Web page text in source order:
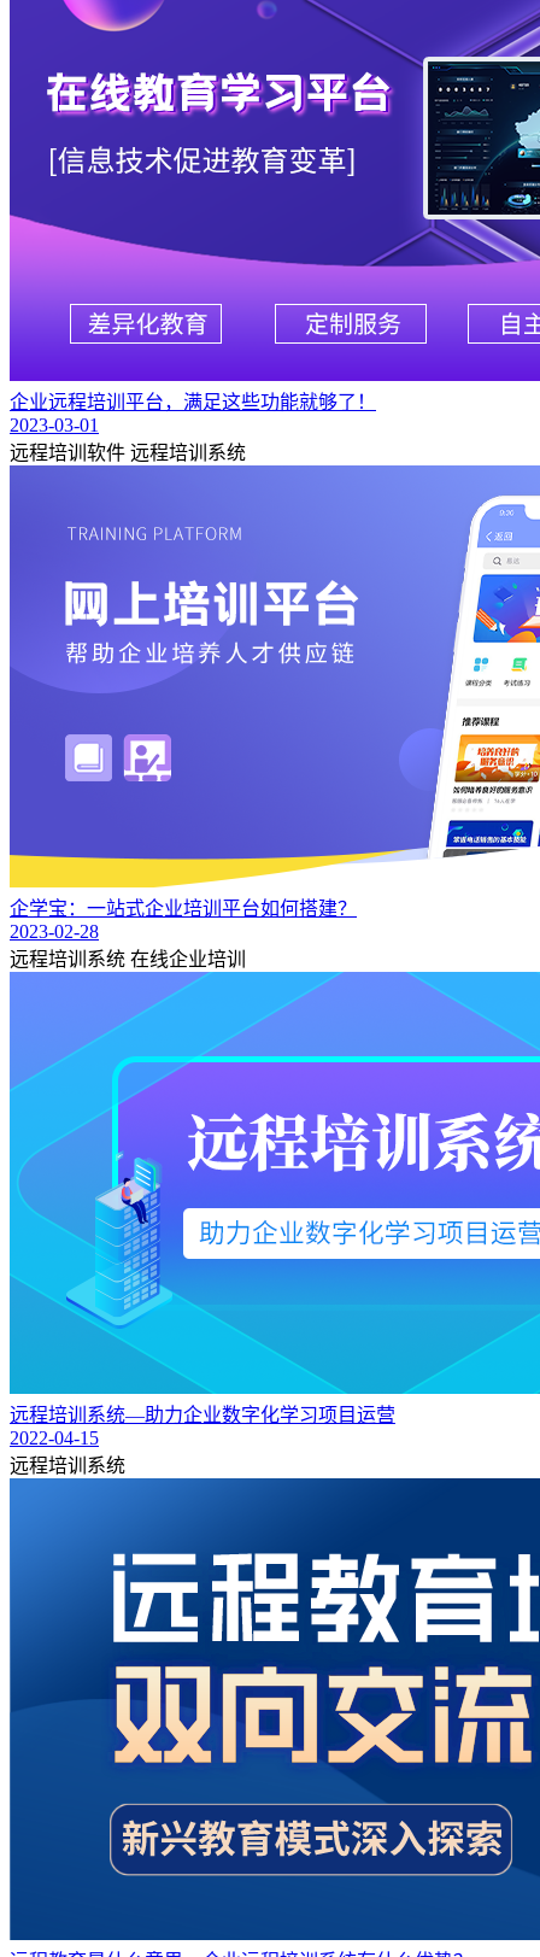
企业远程培训平台，满足这些功能就够了！
2023-03-01
远程培训软件 远程培训系统
企学宝：一站式企业培训平台如何搭建？
2023-02-28
远程培训系统 在线企业培训
远程培训系统—助力企业数字化学习项目运营
2022-04-15
远程培训系统